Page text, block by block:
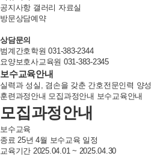
공지사항 갤러리 자료실
방문상담예약
상담문의
범계간호학원031-383-2344
요양보호사교육원 031-383-2345
보수교육안내
실력과 성실, 겸손을 갖춘 간호전문인력 양성
훈련과정안내 모집과정안내 보수교육안내
모집과정안내
보수교육
종료 25년 4월 보수교육 일정
교육기간 2025.04.01 ~ 2025.04.30